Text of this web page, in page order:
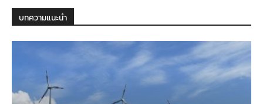
บทความแนะนำ